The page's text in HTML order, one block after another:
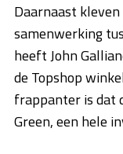
Daarnaast
samenwerking
heeft John
de Topshop
frappanter is dat
Green, een hele